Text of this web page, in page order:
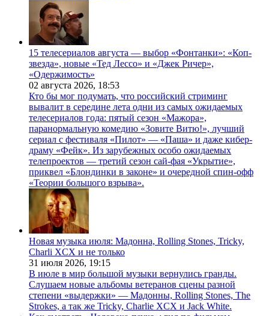
15 телесериалов августа — выбор «Фонтанки»: «Коп-
звезда», новые «Тед Лессо» и «Джек Ричер»,
«Одержимость»
02 августа 2026, 18:53
Кто бы мог подумать, что российский стриминг
вывалит в середине лета одни из самых ожидаемых
телесериалов года: пятый сезон «Мажора»,
паранормальную комедию «Зовите Витю!», лучший
сериал с фестиваля «Пилот» — «Паша» и даже кибер-
драму «Фейк». Из зарубежных особо ожидаемых
телепроектов — третий сезон сай-фая «Укрытие»,
приквел «Блондинки в законе» и очередной спин-офф
«Теории большого взрыва».
Новая музыка июля: Мадонна, Rolling Stones, Tricky,
Charli XCX и не только
31 июля 2026, 19:15
В июле в мир большой музыки вернулись гранды.
Слушаем новые альбомы ветеранов сцены разной
степени «выдержки» — Мадонны, Rolling Stones, The
Strokes, а так же Tricky, Charlie XCX и Jack White.